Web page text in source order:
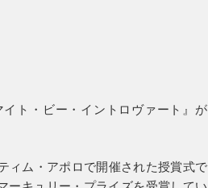
ト・ビー・イントロヴァート』が
ィム・アポロで開催された授賞式で